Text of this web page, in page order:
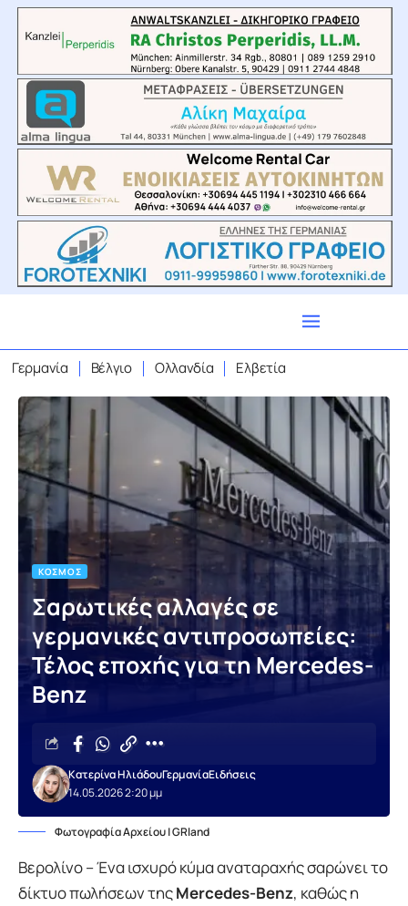
Γερμανία Βέλγιο Ολλανδία Ελβετία
ΚΌΣΜΟΣ
Σαρωτικές αλλαγές σε
γερμανικές αντιπροσωπείες:
Τέλος εποχής για τη Mercedes-
Benz
14.05.2026 2:20 μμ
Κατερίνα ΗλιάδουΓερμανίαΕιδήσεις
Φωτογραφία Αρχείου | GRland
Βερολίνο – Ένα ισχυρό κύμα αναταραχής σαρώνει το
δίκτυο πωλήσεων τηςMercedes-Benz, καθώς η